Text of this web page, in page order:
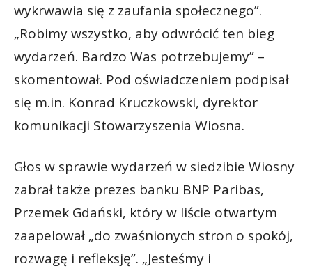
wykrwawia się z zaufania społecznego”.
„Robimy wszystko, aby odwrócić ten bieg
wydarzeń. Bardzo Was potrzebujemy” –
skomentował. Pod oświadczeniem podpisał
się m.in. Konrad Kruczkowski, dyrektor
komunikacji Stowarzyszenia Wiosna.
Głos w sprawie wydarzeń w siedzibie Wiosny
zabrał także prezes banku BNP Paribas,
Przemek Gdański, który w liście otwartym
zaapelował „do zwaśnionych stron o spokój,
rozwagę i refleksję”. „Jesteśmy i